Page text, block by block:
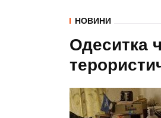
НОВИНИ
Одеситка